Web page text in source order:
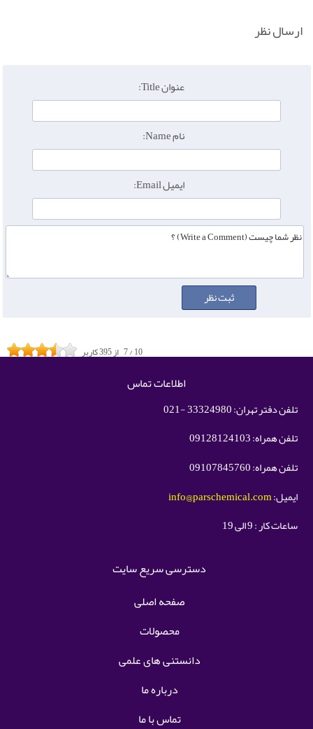
ارسال نظر
عنوان Title:
نام Name:
ایمیل Email:
7/10 از395کاربر
اطلاعات تماس
تلفن دفتر تهران: 33324980 -021
تلفن همراه: 09128124103
تلفن همراه: 09107845760
ایمیل:info@parschemical.com
ساعات کار : 9 الی 19
دسترسی سریع سایت
صفحه اصلی
محصولات
دانستنی های علمی
درباره ما
تماس با ما